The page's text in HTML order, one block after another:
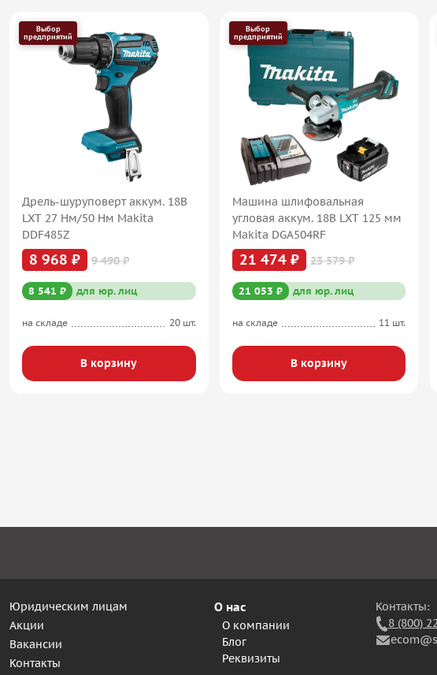
Выбор
предприятий
Дрель-шуруповерт аккум. 18В
LXT 27 Нм/50 Нм Makita
DDF485Z
8 968 ₽ 9 490 ₽
8 541 ₽ для юр. лиц
на складе 20 шт.
В корзину
Выбор
предприятий
Машина шлифовальная
угловая аккум. 18В LXT 125 мм
Makita DGA504RF
21 474 ₽ 23 579 ₽
21 053 ₽ для юр. лиц
на складе 11 шт.
В корзину
Юридическим лицам
Акции
Вакансии
Контакты
О нас
О компании
Блог
Реквизиты
Контакты:
8 (800)